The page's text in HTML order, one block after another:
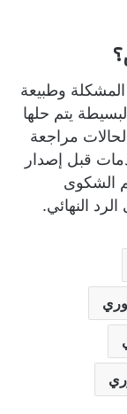
وطبيعة
يتم حلها
مراجعة
قبل إصدار
الشكوى
النهائي.